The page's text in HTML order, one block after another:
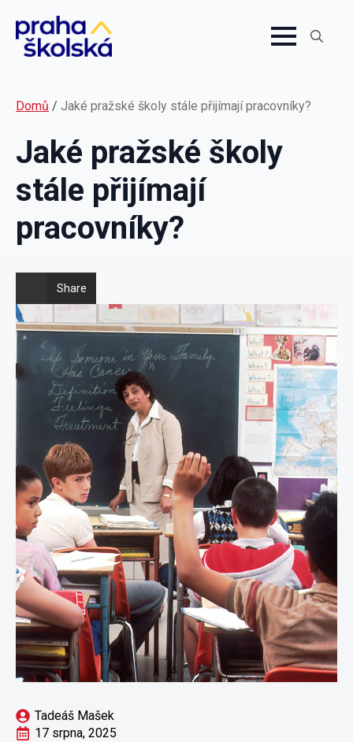
Domů / Jaké pražské školy stále přijímají pracovníky?
Jaké pražské školy
stále přijímají
pracovníky?
Share
Tadeáš Mašek
17 srpna, 2025